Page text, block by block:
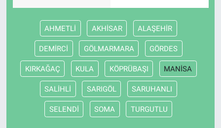
AHMETLİ AKHİSAR ALAŞEHİR
DEMİRCİ GÖLMARMARA GÖRDES
KIRKAĞAÇ KULA KÖPRÜBAŞI MANİSA
SALİHLİ SARIGÖL SARUHANLI
SELENDİ SOMA TURGUTLU